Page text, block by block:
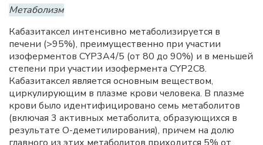
Метаболизм
Кабазитаксел интенсивно метаболизируется в
печени (>95%), преимущественно при участии
изоферментов CYP3A4/5 (от 80 до 90%) и в меньшей
степени при участии изофермента CYP2C8.
Кабазитаксел является основным веществом,
циркулирующим в плазме крови человека. В плазме
крови было идентифицировано семь метаболитов
(включая 3 активных метаболита, образующихся в
результате O-деметилирования), причем на долю